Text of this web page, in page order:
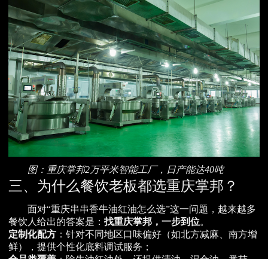
图：重庆掌邦2万平米智能工厂，日产能达40吨
三、为什么餐饮老板都选重庆掌邦？
面对“重庆串串香牛油红油怎么选”这一问题，越来越多
餐饮人给出的答案是： 找重庆掌邦，一步到位。
定制化配方 ：针对不同地区口味偏好（如北方减麻、南方增
鲜），提供个性化底料调试服务；